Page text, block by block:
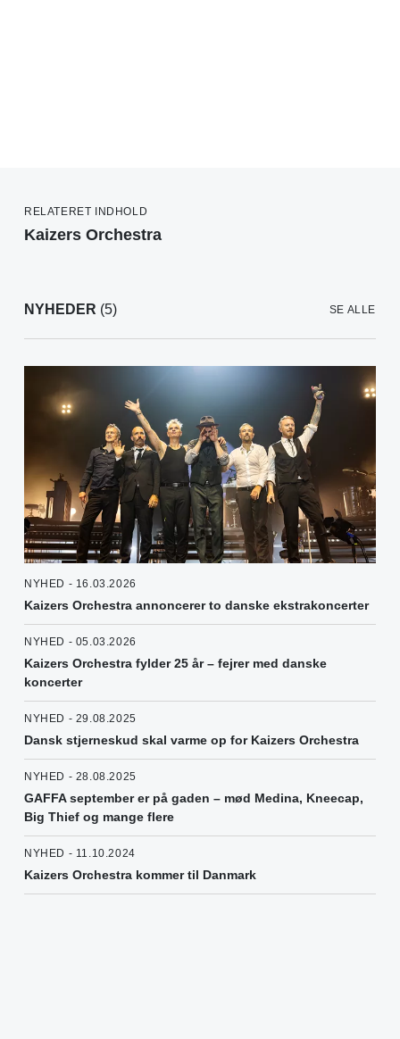
RELATERET INDHOLD
Kaizers Orchestra
NYHEDER (5) SE ALLE
NYHED - 16.03.2026
Kaizers Orchestra annoncerer to danske ekstrakoncerter
NYHED - 05.03.2026
Kaizers Orchestra fylder 25 år – fejrer med danske
koncerter
NYHED - 29.08.2025
Dansk stjerneskud skal varme op for Kaizers Orchestra
NYHED - 28.08.2025
GAFFA september er på gaden – mød Medina, Kneecap,
Big Thief og mange flere
NYHED - 11.10.2024
Kaizers Orchestra kommer til Danmark